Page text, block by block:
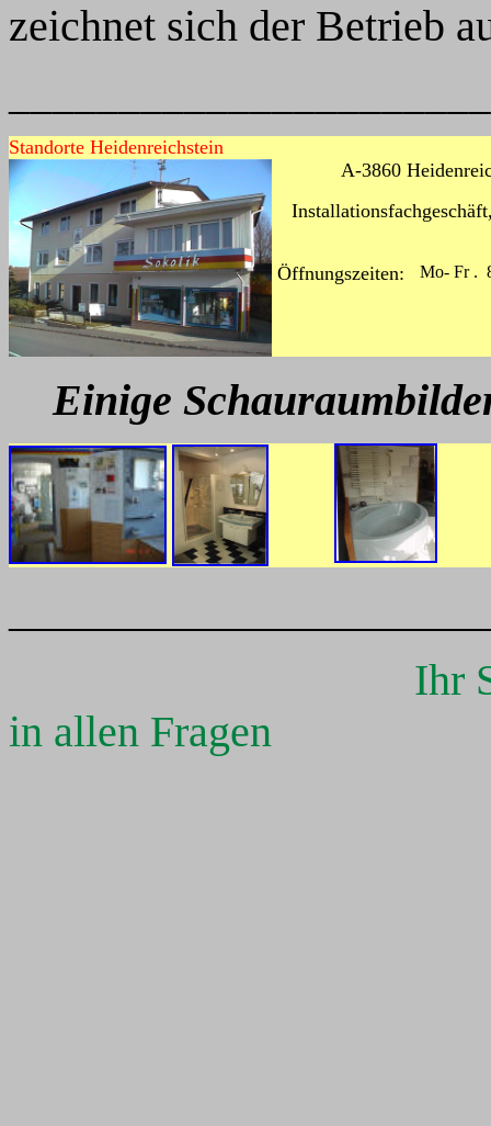
zeichnet sich der Betrieb
Standorte Heidenreichstein
A-3860
Öffnungszeiten: Mo- Fr .
Einige
Ihr Sanitär -
in allen Fragen